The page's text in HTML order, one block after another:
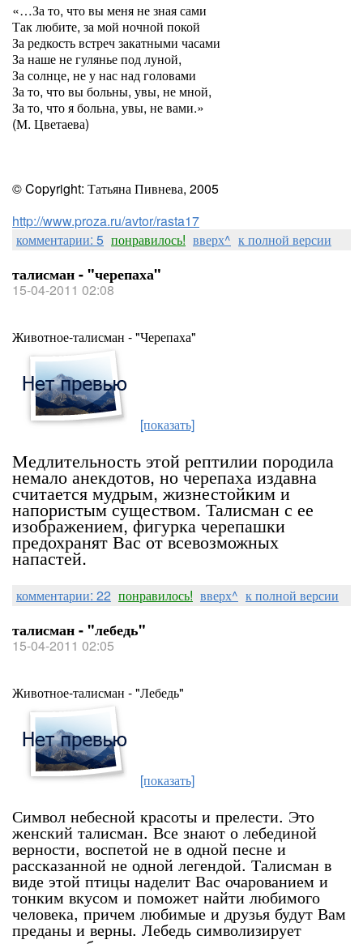
«…За то, что вы меня не зная сами
Так любите, за мой ночной покой
За редкость встреч закатными часами
За наше не гулянье под луной,
За солнце, не у нас над головами
За то, что вы больны, увы, не мной,
За то, что я больна, увы, не вами.»
(М. Цветаева)
© Copyright: Татьяна Пивнева, 2005
http://www.proza.ru/avtor/rasta17
комментарии: 5 понравилось! вверх^ к полной версии
талисман - "черепаха"
15-04-2011 02:08
Животное-талисман - "Черепаха"
[показать]
Медлительность этой рептилии породила
немало анекдотов, но черепаха издавна
считается мудрым, жизнестойким и
напористым существом. Талисман с ее
изображением, фигурка черепашки
предохранят Вас от всевозможных
напастей.
комментарии: 22 понравилось! вверх^ к полной версии
талисман - "лебедь"
15-04-2011 02:05
Животное-талисман - "Лебедь"
[показать]
Символ небесной красоты и прелести. Это
женский талисман. Все знают о лебединой
верности, воспетой не в одной песне и
рассказанной не одной легендой. Талисман в
виде этой птицы наделит Вас очарованием и
тонким вкусом и поможет найти любимого
человека, причем любимые и друзья будут Вам
преданы и верны. Лебедь символизирует